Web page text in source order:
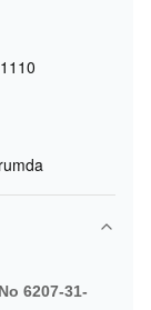
6207-31-